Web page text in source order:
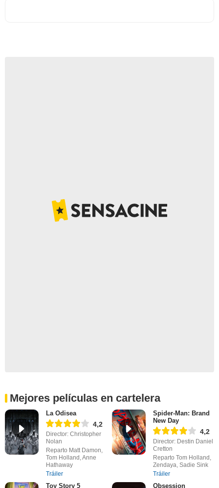
Mejores películas en cartelera
La Odisea
4,2
Director: Christopher
Nolan
Reparto Matt Damon,
Tom Holland, Anne
Hathaway
Tráiler
Spider-Man: Brand
New Day
4,2
Director: Destin Daniel
Cretton
Reparto Tom Holland,
Zendaya, Sadie Sink
Tráiler
Toy Story 5 Obsession